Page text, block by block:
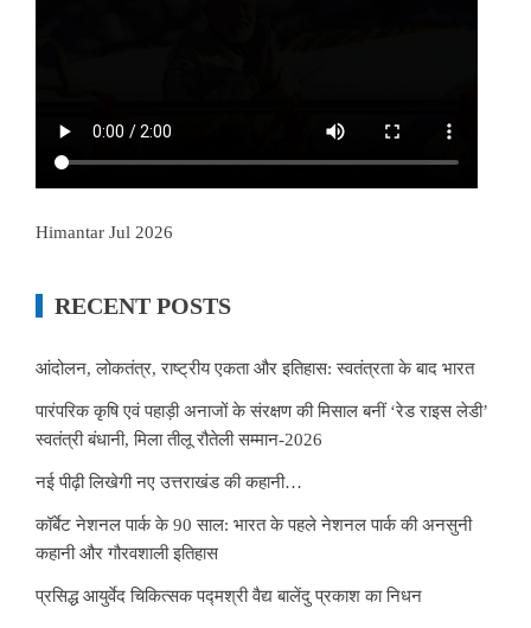
Himantar Jul 2026
RECENT POSTS
आंदोलन, लोकतंत्र, राष्ट्रीय एकता और इतिहास: स्वतंत्रता के बाद भारत
पारंपरिक कृषि एवं पहाड़ी अनाजों के संरक्षण की मिसाल बनीं ‘रेड राइस लेडी’
स्वतंत्री बंधानी, मिला तीलू रौतेली सम्मान-2026
नई पीढ़ी लिखेगी नए उत्तराखंड की कहानी…
कॉर्बेट नेशनल पार्क के 90 साल: भारत के पहले नेशनल पार्क की अनसुनी
कहानी और गौरवशाली इतिहास
प्रसिद्ध आयुर्वेद चिकित्सक पद्मश्री वैद्य बालेंदु प्रकाश का निधन